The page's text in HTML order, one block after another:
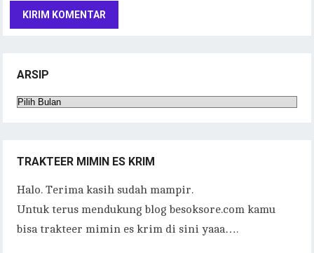
ARSIP
Arsip
TRAKTEER MIMIN ES KRIM
Halo. Terima kasih sudah mampir.
Untuk terus mendukung blog besoksore.com kamu
bisa trakteer mimin es krim di sini yaaa….